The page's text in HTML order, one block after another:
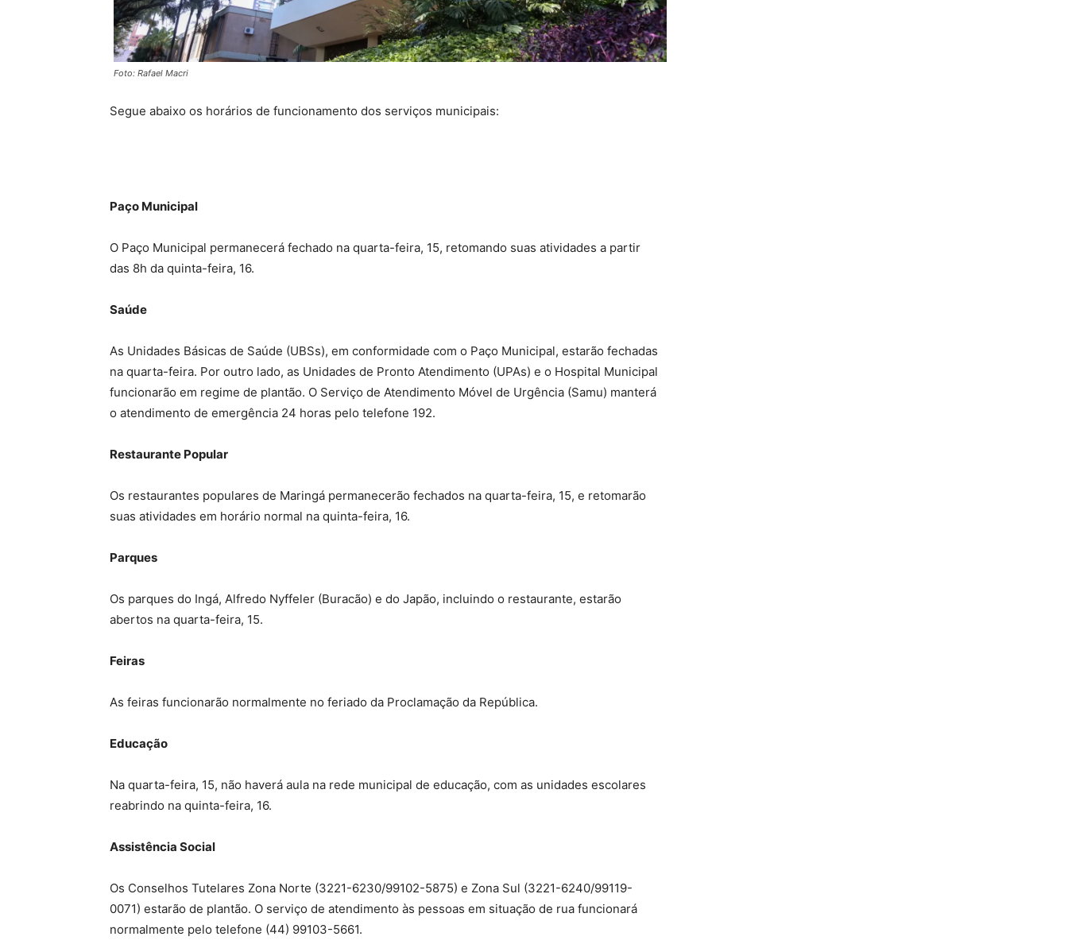
Foto: Rafael Macri
Segue abaixo os horários de funcionamento dos serviços municipais:
Paço Municipal
O Paço Municipal permanecerá fechado na quarta-feira, 15, retomando suas atividades a partir
das 8h da quinta-feira, 16.
Saúde
As Unidades Básicas de Saúde (UBSs), em conformidade com o Paço Municipal, estarão fechadas
na quarta-feira. Por outro lado, as Unidades de Pronto Atendimento (UPAs) e o Hospital Municipal
funcionarão em regime de plantão. O Serviço de Atendimento Móvel de Urgência (Samu) manterá
o atendimento de emergência 24 horas pelo telefone 192.
Restaurante Popular
Os restaurantes populares de Maringá permanecerão fechados na quarta-feira, 15, e retomarão
suas atividades em horário normal na quinta-feira, 16.
Parques
Os parques do Ingá, Alfredo Nyffeler (Buracão) e do Japão, incluindo o restaurante, estarão
abertos na quarta-feira, 15.
Feiras
As feiras funcionarão normalmente no feriado da Proclamação da República.
Educação
Na quarta-feira, 15, não haverá aula na rede municipal de educação, com as unidades escolares
reabrindo na quinta-feira, 16.
Assistência Social
Os Conselhos Tutelares Zona Norte (3221-6230/99102-5875) e Zona Sul (3221-6240/99119-
0071) estarão de plantão. O serviço de atendimento às pessoas em situação de rua funcionará
normalmente pelo telefone (44) 99103-5661.